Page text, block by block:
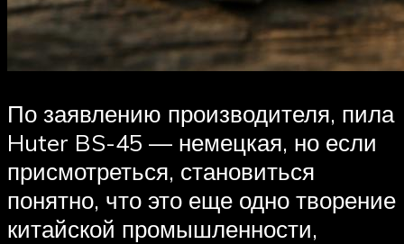
По заявлению производителя, пила
Huter BS-45 — немецкая, но если
присмотреться, становиться
понятно, что это еще одно творение
китайской промышленности,